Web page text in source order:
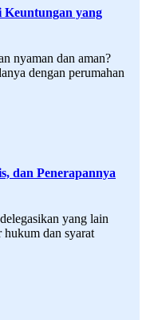
yang
nyaman dan aman?
dengan perumahan
dan Penerapannya
yang lain
hukum dan syarat